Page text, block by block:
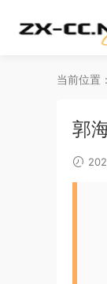
当前位置：
郭